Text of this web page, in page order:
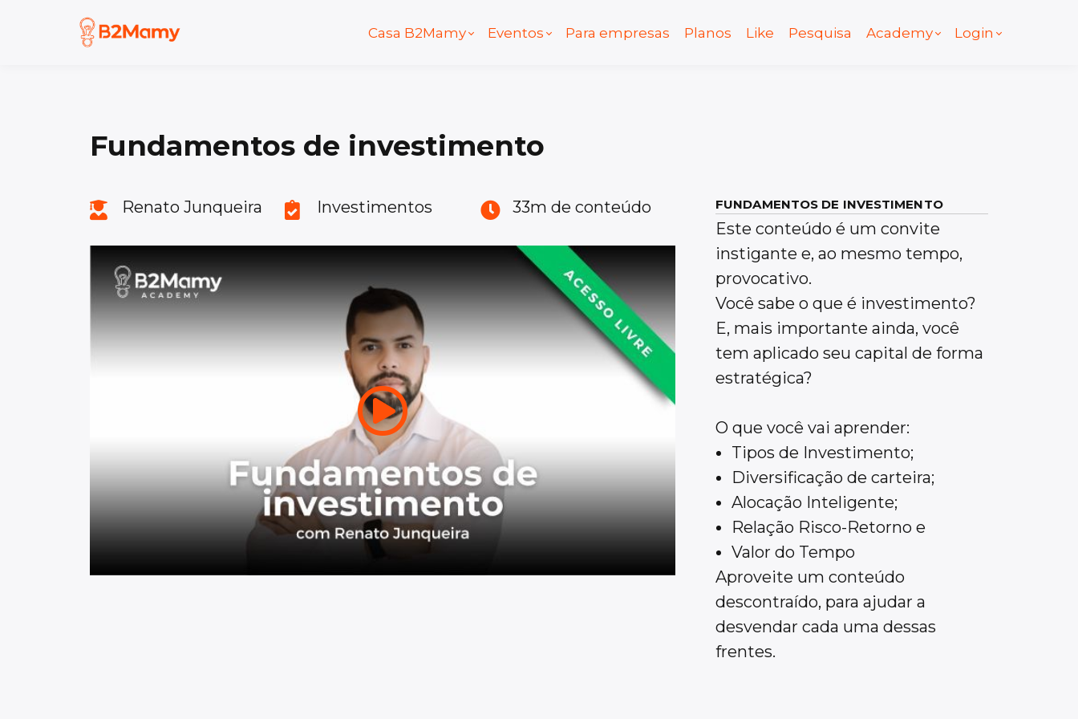
Casa B2Mamy Eventos Para empresas Planos Like Pesquisa Academy Login
Fundamentos de investimento
Renato Junqueira Investimentos 33m de conteúdo FUNDAMENTOS DE INVESTIMENTO
Este conteúdo é um convite
instigante e, ao mesmo tempo,
provocativo.
Você sabe o que é investimento?
E, mais importante ainda, você
tem aplicado seu capital de forma
estratégica?
O que você vai aprender:
Tipos de Investimento;
Diversificação de carteira;
Alocação Inteligente;
Relação Risco-Retorno e
Valor do Tempo
Aproveite um conteúdo
descontraído, para ajudar a
desvendar cada uma dessas
frentes.